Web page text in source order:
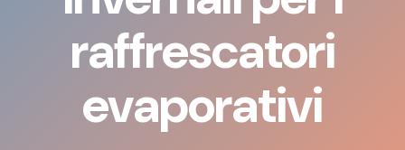
raffrescatori
evaporativi